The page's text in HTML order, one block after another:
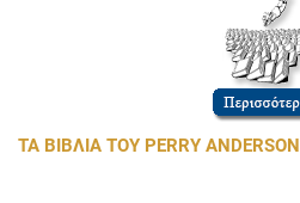
TA ΒΙΒΛΙΑ ΤΟΥ PERRY ANDERSON